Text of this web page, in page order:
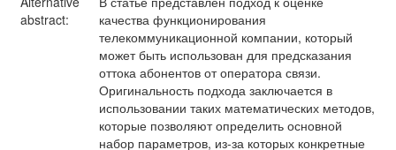
abstract:
качества функционирования
телекоммуникационной компании, который
может быть использован для предсказания
оттока абонентов от оператора связи.
Оригинальность подхода заключается в
использовании таких математических методов,
которые позволяют определить основной
набор параметров, из-за которых конкретные